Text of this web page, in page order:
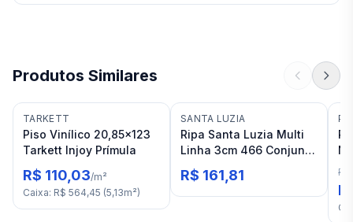
Produtos Similares
TARKETT
Piso Vinílico 20,85x123
Tarkett Injoy Prímula
R$ 110,03/m²
Caixa: R$ 564,45 (5,13m²)
SANTA LUZIA
Ripa Santa Luzia Multi
Linha 3cm 466 Conjunto
C/2pç 2,8ml
R$ 161,81 R$